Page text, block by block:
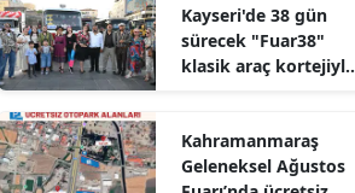
Kayseri'de 38 gün
sürecek "Fuar38"
klasik araç kortejiyle
Kahramanmaraş
Geleneksel Ağustos